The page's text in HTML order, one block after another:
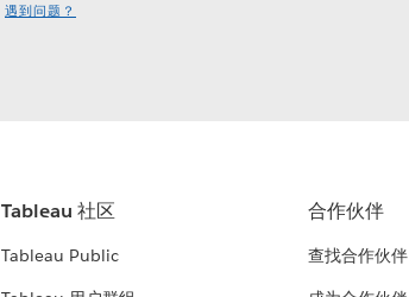
遇到问题？
Tableau 社区
Tableau Public
合作伙伴
查找合作伙伴